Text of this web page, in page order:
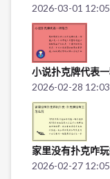
2026-03-01
小说扑克牌代表
2026-02-28
家里没有扑克咋
2026-02-27